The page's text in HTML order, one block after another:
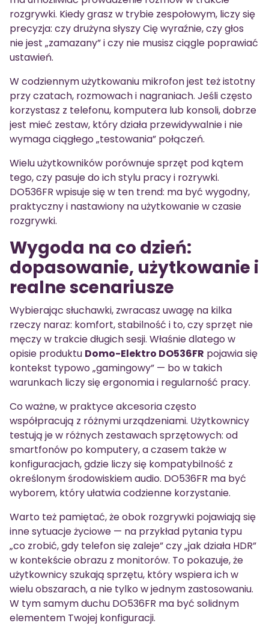
rozgrywki. Kiedy grasz w trybie zespołowym, liczy się
precyzja: czy drużyna słyszy Cię wyraźnie, czy głos
nie jest „zamazany” i czy nie musisz ciągle poprawiać
ustawień.
W codziennym użytkowaniu mikrofon jest też istotny
przy czatach, rozmowach i nagraniach. Jeśli często
korzystasz z telefonu, komputera lub konsoli, dobrze
jest mieć zestaw, który działa przewidywalnie i nie
wymaga ciągłego „testowania” połączeń.
Wielu użytkowników porównuje sprzęt pod kątem
tego, czy pasuje do ich stylu pracy i rozrywki.
DO536FR wpisuje się w ten trend: ma być wygodny,
praktyczny i nastawiony na użytkowanie w czasie
rozgrywki.
Wygoda na co dzień:
dopasowanie, użytkowanie i
realne scenariusze
Wybierając słuchawki, zwracasz uwagę na kilka
rzeczy naraz: komfort, stabilność i to, czy sprzęt nie
męczy w trakcie długich sesji. Właśnie dlatego w
opisie produktu Domo-Elektro DO536FR pojawia się
kontekst typowo „gamingowy” — bo w takich
warunkach liczy się ergonomia i regularność pracy.
Co ważne, w praktyce akcesoria często
współpracują z różnymi urządzeniami. Użytkownicy
testują je w różnych zestawach sprzętowych: od
smartfonów po komputery, a czasem także w
konfiguracjach, gdzie liczy się kompatybilność z
określonym środowiskiem audio. DO536FR ma być
wyborem, który ułatwia codzienne korzystanie.
Warto też pamiętać, że obok rozgrywki pojawiają się
inne sytuacje życiowe — na przykład pytania typu
„co zrobić, gdy telefon się zaleje” czy „jak działa HDR”
w kontekście obrazu z monitorów. To pokazuje, że
użytkownicy szukają sprzętu, który wspiera ich w
wielu obszarach, a nie tylko w jednym zastosowaniu.
W tym samym duchu DO536FR ma być solidnym
elementem Twojej konfiguracji.